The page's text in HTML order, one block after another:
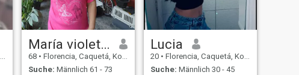
María violet correa
68 • Florencia, Caquetá, Kolumbien
Suche: Männlich 61 - 73
Lucia
20 • Florencia, Caquetá, Kolumbien
Suche: Männlich 30 - 45